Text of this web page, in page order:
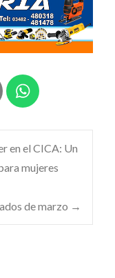
en el CICA: Un
mujeres
de marzo →